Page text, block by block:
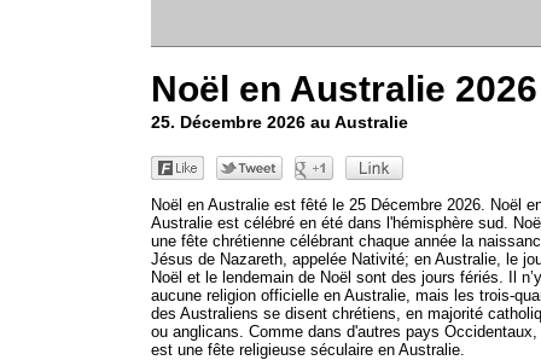
Noël en Australie 2026
25. Décembre 2026 au Australie
Noël en Australie est fêté le 25 Décembre 2026. Noël
Australie est célébré en été dans l'hémisphère sud.
une fête chrétienne célébrant chaque année la
Jésus de Nazareth, appelée Nativité; en Australie, le
Noël et le lendemain de Noël sont des jours fériés. Il
aucune religion officielle en Australie, mais les trois-
des Australiens se disent chrétiens, en majorité
ou anglicans. Comme dans d'autres pays Occidentaux,
est une fête religieuse séculaire en Australie.